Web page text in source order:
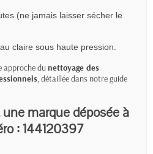
(ne jamais laisser sécher le
claire sous haute pression.
approche dunettoyage des
, détaillée dans notreguide
marque déposée à
: 144120397